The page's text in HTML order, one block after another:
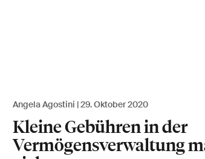
Angela Agostini 29. Oktober 2020
Kleine Gebühren in der
Vermögensverwaltung